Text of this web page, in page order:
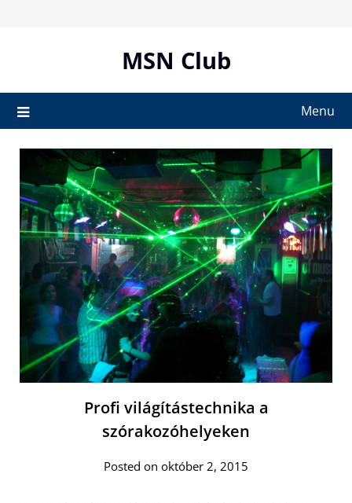
MSN Club
Menu
Profi világítástechnika a
szórakozóhelyeken
Posted on október 2, 2015